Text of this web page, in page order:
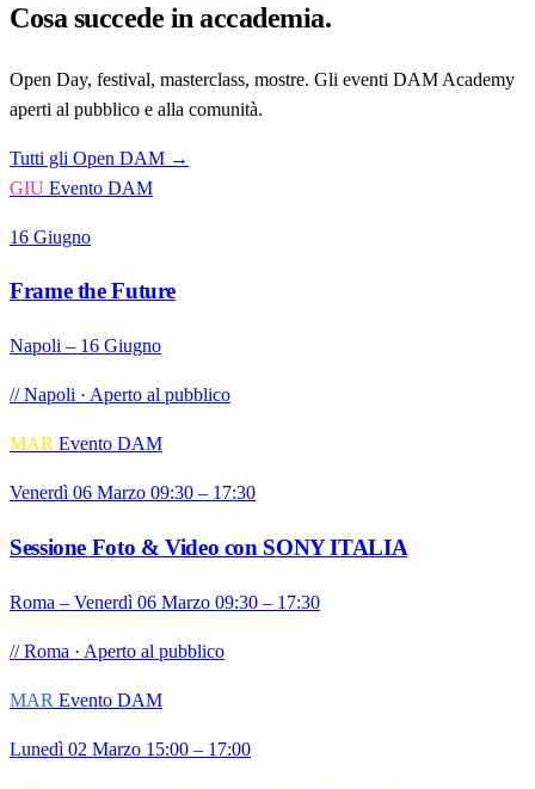
Cosa succede in accademia.
Open Day, festival, masterclass, mostre. Gli eventi DAM Academy
aperti al pubblico e alla comunità.
Tutti gli Open DAM →
GIU Evento DAM
16 Giugno
Frame the Future
Napoli – 16 Giugno
// Napoli · Aperto al pubblico
MAR Evento DAM
Venerdì 06 Marzo 09:30 – 17:30
Sessione Foto & Video con SONY ITALIA
Roma – Venerdì 06 Marzo 09:30 – 17:30
// Roma · Aperto al pubblico
MAR Evento DAM
Lunedì 02 Marzo 15:00 – 17:00